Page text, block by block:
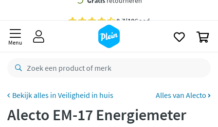
Bestelling uiterlijkmaandag
retourneren
CO2 neutraal
Betaal met Klarna
Menu
Veiligheid in huis Alles van Alecto
Alecto EM-17 Energiemeter